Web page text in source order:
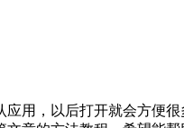
用，以后打开就会方便